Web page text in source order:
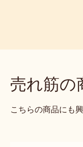
売れ筋の
こちらの商品にも